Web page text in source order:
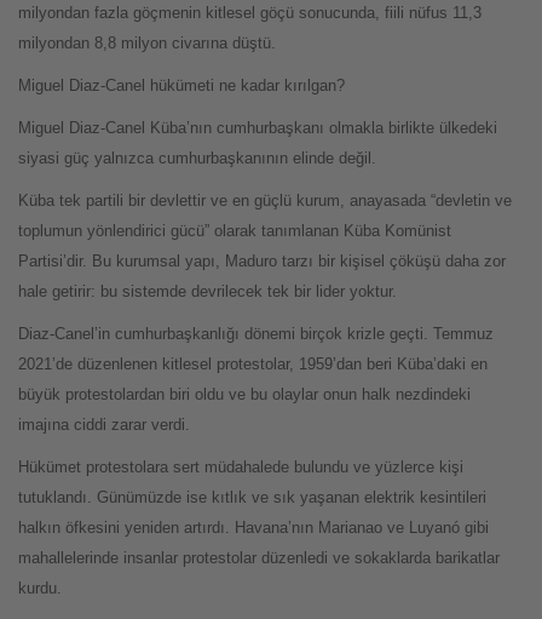
milyondan fazla göçmenin kitlesel göçü sonucunda, fiili nüfus 11,3
milyondan 8,8 milyon civarına düştü.
Miguel Diaz-Canel hükümeti ne kadar kırılgan?
Miguel Diaz-Canel Küba’nın cumhurbaşkanı olmakla birlikte ülkedeki
siyasi güç yalnızca cumhurbaşkanının elinde değil.
Küba tek partili bir devlettir ve en güçlü kurum, anayasada “devletin ve
toplumun yönlendirici gücü” olarak tanımlanan Küba Komünist
Partisi’dir. Bu kurumsal yapı, Maduro tarzı bir kişisel çöküşü daha zor
hale getirir: bu sistemde devrilecek tek bir lider yoktur.
Diaz-Canel’in cumhurbaşkanlığı dönemi birçok krizle geçti. Temmuz
2021’de düzenlenen kitlesel protestolar, 1959’dan beri Küba’daki en
büyük protestolardan biri oldu ve bu olaylar onun halk nezdindeki
imajına ciddi zarar verdi.
Hükümet protestolara sert müdahalede bulundu ve yüzlerce kişi
tutuklandı. Günümüzde ise kıtlık ve sık yaşanan elektrik kesintileri
halkın öfkesini yeniden artırdı. Havana’nın Marianao ve Luyanó gibi
mahallelerinde insanlar protestolar düzenledi ve sokaklarda barikatlar
kurdu.